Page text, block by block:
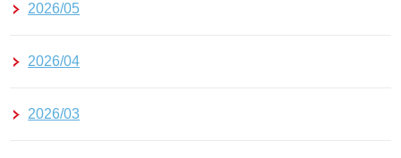
2026/05
2026/04
2026/03